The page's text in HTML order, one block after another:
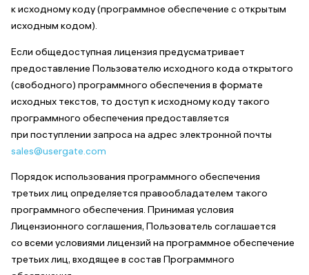
к исходному коду (программное обеспечение с открытым
исходным кодом).
Если общедоступная лицензия предусматривает
предоставление Пользователю исходного кода открытого
(свободного) программного обеспечения в формате
исходных текстов, то доступ к исходному коду такого
программного обеспечения предоставляется
при поступлении запроса на адрес электронной почты
sales@usergate.com
Порядок использования программного обеспечения
третьих лиц определяется правообладателем такого
программного обеспечения. Принимая условия
Лицензионного соглашения, Пользователь соглашается
со всеми условиями лицензий на программное обеспечение
третьих лиц, входящее в состав Программного